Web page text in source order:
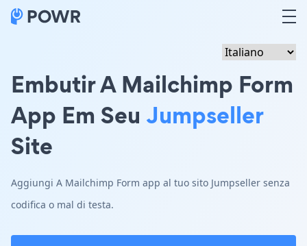
Embutir A Mailchimp Form
App Em Seu Jumpseller
Site
Aggiungi A Mailchimp Form app al tuo sito Jumpseller senza
codifica o mal di testa.